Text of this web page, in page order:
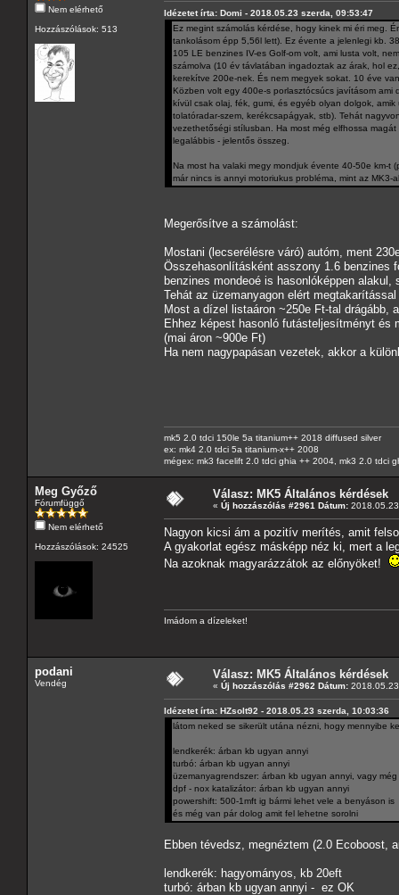
Nem elérhető
Hozzászólások: 513
Idézetet írta: Domi - 2018.05.23 szerda, 09:53:47
Ez megint számolás kérdése, hogy kinek mi éri meg.
tankolásom épp 5,56l lett). Ez évente a jelenlegi kb.
105 LE benzines IV-es Golf-om volt, ami lusta volt,
számolva (10 év távlatában ingadoztak az árak, hol
kerekítve 200e-nek. És nem megyek sokat. 10 éve
Közben volt egy 400e-s porlasztócsúcs javításom
kívül csak olaj, fék, gumi, és egyéb olyan dolgok,
tolatóradar-szem, kerékcsapágyak, stb). Tehát
vezethetőségi stílusban. Ha most még elfhossa
legalábbis - jelentős összeg.
Na most ha valaki megy mondjuk évente 40-50e km-t
már nincs is annyi motoriukus probléma, mint az
Megerősítve a számolást:
Mostani (lecserélésre váró) autóm, ment
Összehasonlításként asszony 1.6 benzines
benzines mondeoé is hasonlóképpen
Tehát az üzemanyagon elért
Most a dízel listaáron ~250e Ft-tal drágább,
Ehhez képest hasonló futásteljesítményt és
(mai áron ~900e Ft)
Ha nem nagypapásan vezetek, akkor a
mk5 2.0 tdci 150le 5a titanium++ 2018 diffused silver
ex: mk4 2.0 tdci 5a titanium-x++ 2008
mégex: mk3 facelift 2.0 tdci ghia ++ 2004, mk3 2.0 tdci
Meg Győző
Fórumfüggő
Nem elérhető
Hozzászólások: 24525
Válasz: MK5 Általános kérdések
« Új hozzászólás #2961 Dátum:
Nagyon kicsi ám a pozitív merítés, amit
A gyakorlat egész másképp néz ki, mert a
Na azoknak magyarázzátok az előnyöket!
Imádom a dízeleket!
podani
Vendég
Válasz: MK5 Általános kérdések
« Új hozzászólás #2962 Dátum:
Idézetet írta: HZsolt92 - 2018.05.23 szerda, 10:03:36
látom neked se sikerült utána nézni, hogy mennyibe
lendkerék: árban kb ugyan annyi
turbó: árban kb ugyan annyi
üzemanyagrendszer: árban kb ugyan annyi, vagy
dpf - nox katalizátor: árban kb ugyan annyi
powershift: 500-1mft ig bármi lehet vele a benyáson is
és még van pár dolog amit fel lehetne sorolni
Ebben tévedsz, megnéztem (2.0 Ecoboost,
lendkerék: hagyományos, kb 20eft
turbó: árban kb ugyan annyi - ez OK